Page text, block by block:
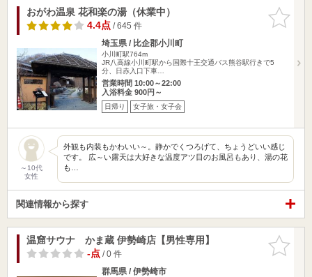
お気に入
りに追加
おがわ温泉 花和楽の湯（休業中）
4.4点/ 645 件
埼玉県 / 比企郡小川町
小川町駅764m
JR八高線小川町駅から国際十王交通バス熊谷駅行きで5
分、日赤入口下車…
営業時間 10:00～22:00
入浴料金 900円～
日帰り 女子旅・女子会
～10代
女性
外観も内装もかわいい～。静かでくつろげて、ちょうどいい感じ
です。 広～い露天は大好きな温度アツ目のお風呂もあり、湯の花
も…
関連情報から探す
お気に入
りに追加
温窟サウナ かま蔵 伊勢崎店【男性専用】
-点/ 0 件
群馬県 / 伊勢崎市